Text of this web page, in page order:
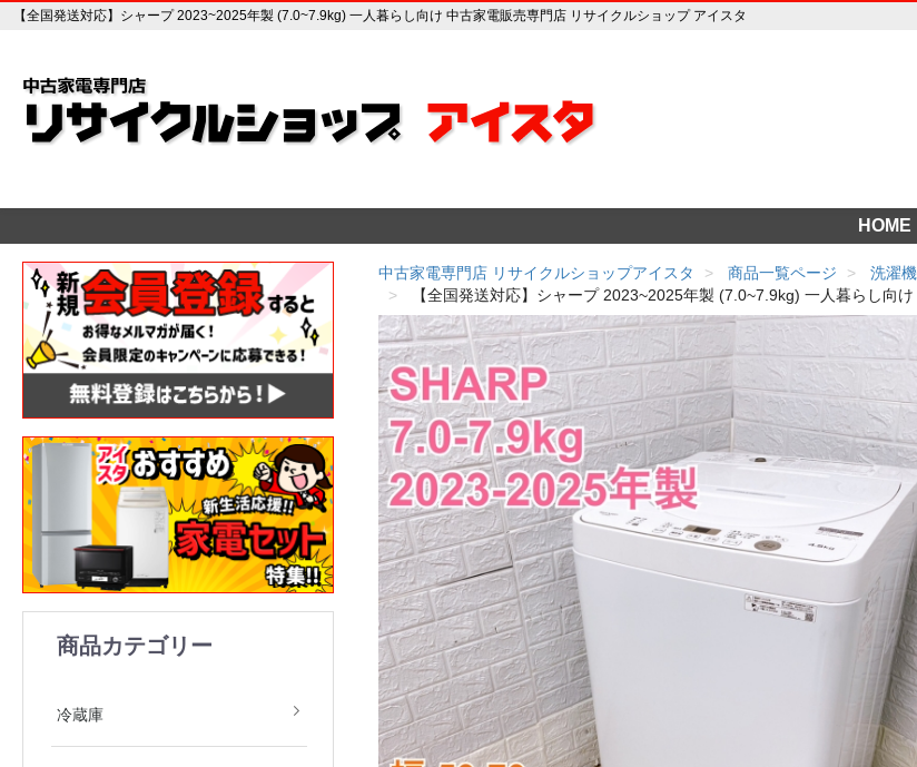
【全国発送対応】シャープ 2023~2025年製 (7.0~7.9kg) 一人暮らし向け 中古家電販売専門店 リサイクルショップ アイスタ
HOME
商品カテゴリー
冷蔵庫
中古家電専門店 リサイクルショップアイスタ 商品一覧ページ 洗濯機
【全国発送対応】シャープ 2023~2025年製 (7.0~7.9kg) 一人暮らし向け